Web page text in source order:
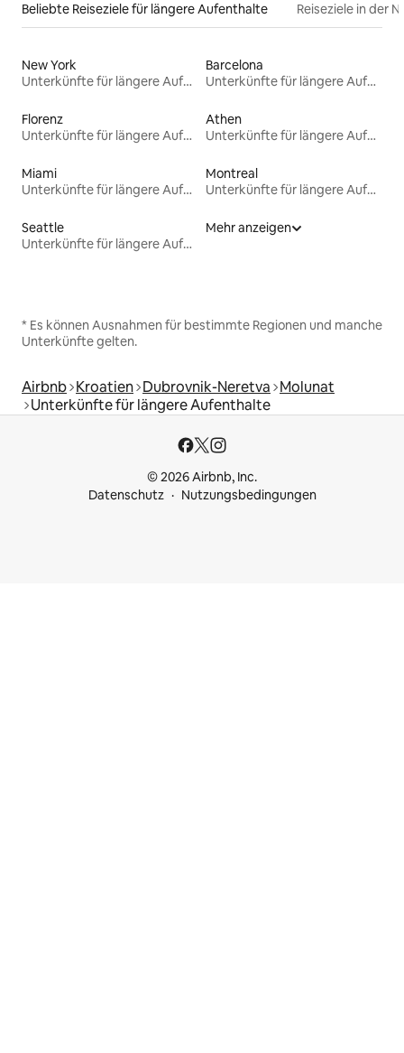
Beliebte Reiseziele für längere Aufenthalte Reiseziele in der
New York
Unterkünfte für längere Aufenthalte
Barcelona
Unterkünfte für längere Aufenthalte
Florenz
Unterkünfte für längere Aufenthalte
Athen
Unterkünfte für längere Aufenthalte
Miami
Unterkünfte für längere Aufenthalte
Montreal
Unterkünfte für längere Aufenthalte
Seattle
Unterkünfte für längere Aufenthalte
Mehr anzeigen
* Es können Ausnahmen für bestimmte Regionen und manche
Unterkünfte gelten.
Airbnb Kroatien Dubrovnik-Neretva Molunat
Unterkünfte für längere Aufenthalte
© 2026 Airbnb, Inc.
Datenschutz
Nutzungsbedingungen